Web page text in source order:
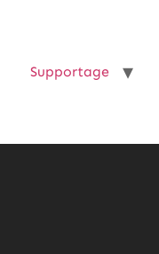
Supportage